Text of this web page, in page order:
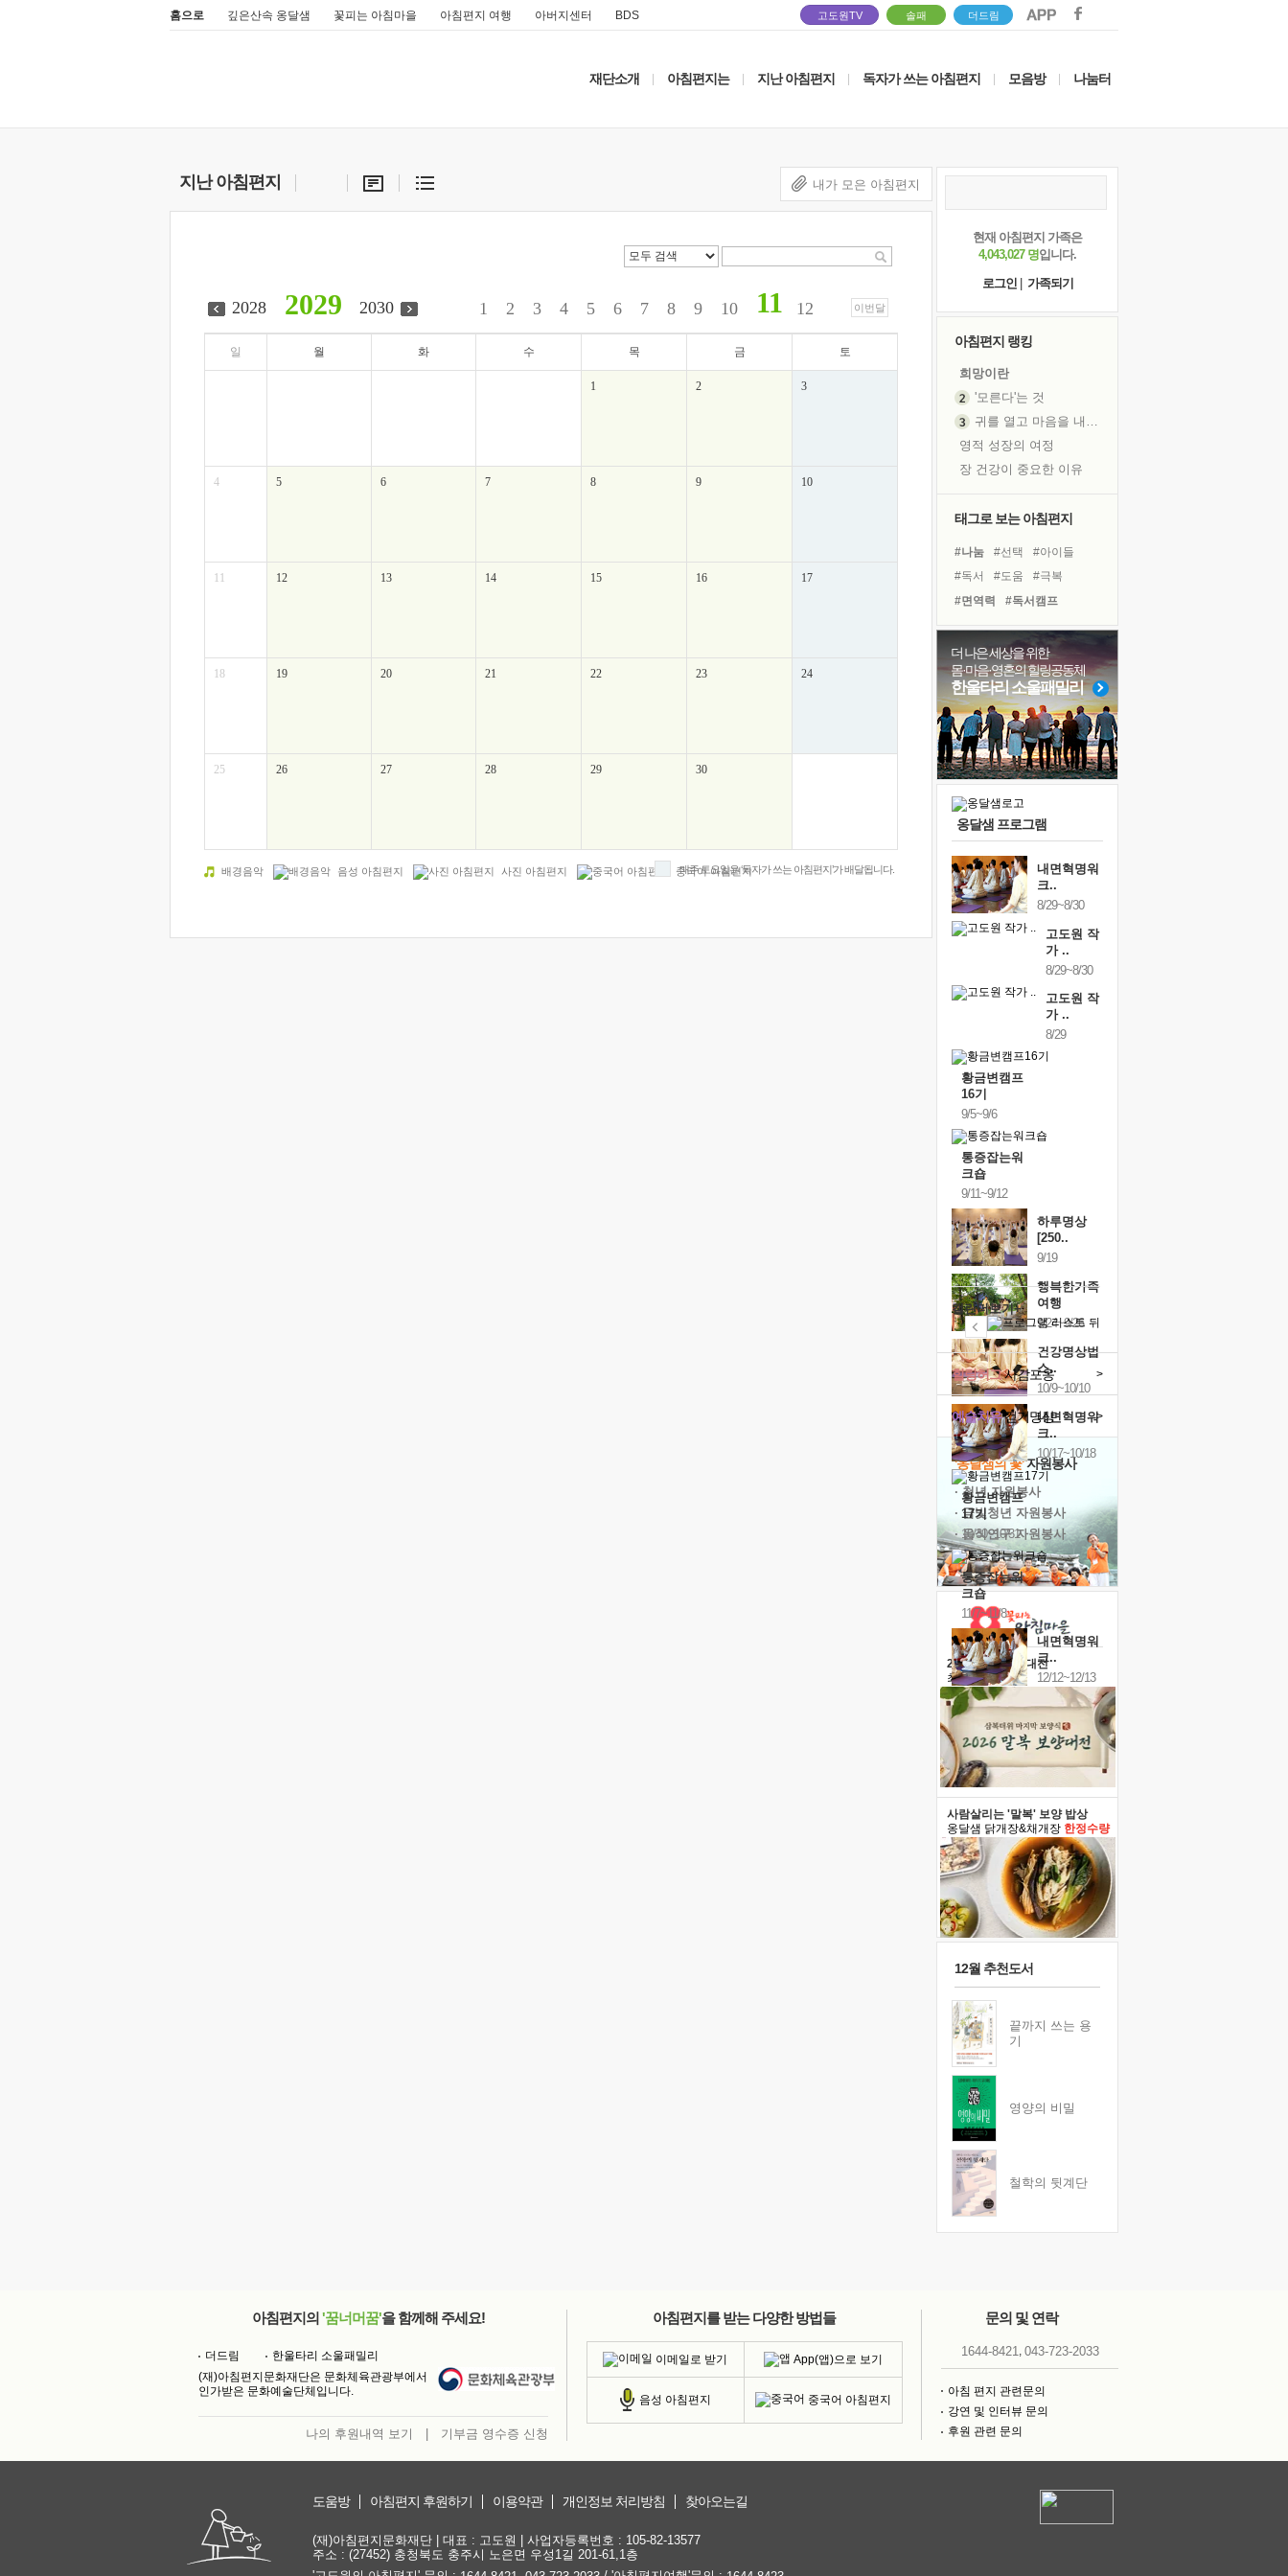
홈으로 깊은산속 옹달샘 꽃피는 아침마을 아침편지 여행 아버지센터 BDS 고도원TV 솔패 더드림
재단소개 아침편지는 지난 아침편지 독자가 쓰는 아침편지 모음방 나눔터
지난 아침편지 내가 모은 아침편지
2029
2028 2030 1 2 3 4 5 6 7 8 9 10 11 12 이번달
일 월 화 수 목 금 토
1 2 3
4 5 6 7 8 9 10
11 12 13 14 15 16 17
18 19 20 21 22 23 24
25 26 27 28 29 30
배경음악 음성 아침편지 사진 아침편지 중국어 아침편지
매주 토요일은 ‘독자가 쓰는 아침편지’가 배달됩니다.
현재 아침편지 가족은
4,043,027 명입니다.
로그인
가족되기
아침편지 랭킹
희망이란
'모른다'는 것
귀를 열고 마음을 내어주고
영적 성장의 여정
장 건강이 중요한 이유
꿈이 실제가 되는 것
'말 타는 법'을 먼저
졸업식 사진을 보며
극심한 변비, 어깨결림, 수면 장애
아픈 아버지를 위한 공간 설계
슬럼프
보고 싶은 어머니
못된 꼰대들
태그로 보는 아침편지
#나눔 #선택
#아이들
#독서
#도움
#극복
#면역력
#독서캠프
#계획
#바이러스
#힐링
#희망
#비전캠프
#친구
#건강
#삶 #사람
#명상
#링컨학교
#리더
#유튜브
더 나은 세상을 위한
몸·마음·영혼의 힐링공동체
한울타리 소울패밀리
옹달샘 프로그램
내면혁명워
크..
8/29~8/30
고도원 작
가 ..
8/29~8/30
고도원 작
가 ..
8/29
황금변캠프
16기
9/5~9/6
통증잡는워
크숍
9/11~9/12
하루명상
[250..
9/19
행복한가족
여행
9/24~9/26
건강명상법
스..
10/9~10/10
내면혁명워
크..
10/17~10/18
황금변캠프
17기
10/30~10/31
통증잡는워
크숍
11/7~11/8
내면혁명워
크..
12/12~12/13
캘린더보기+
예술치유걷기명상 >
힐링허그사감포옹 >
'옹달샘의 꽃'자원봉사
· 청년 자원봉사
· 금빛청년 자원봉사
· 음식연구 자원봉사
2026 말복 보양대전
최대74%할인
사람살리는 '말복' 보양 밥상
옹달샘 닭개장&채개장 한정수량
12월 추천도서
끝까지 쓰는 용
기
영양의 비밀
철학의 뒷계단
아침편지의 '꿈너머꿈'을 함께해 주세요!
더드림
한울타리 소울패밀리
(재)아침편지문화재단은 문화체육관광부에서
인가받은 문화예술단체입니다.
나의 후원내역 보기 기부금 영수증 신청
아침편지를 받는 다양한 방법들
이메일로 받기 App(앱)으로 보기
음성 아침편지 중국어 아침편지
문의 및 연락
1644-8421, 043-723-2033
아침 편지 관련문의
강연 및 인터뷰 문의
후원 관련 문의
도움방 아침편지 후원하기 이용약관 개인정보 처리방침 찾아오는길
(재)아침편지문화재단 | 대표 : 고도원 | 사업자등록번호 : 105-82-13577
주소 : (27452) 충청북도 충주시 노은면 우성1길 201-61,1층